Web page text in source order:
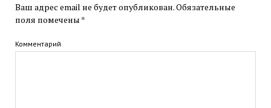
Ваш адрес email не будет опубликован.Обязательные
поля помечены *
Комментарий